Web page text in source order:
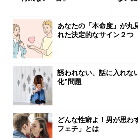
あなたの「本命度」が丸
れた決定的なサイン２つ
誘われない、話に入れな
化”問題
どんな性癖よ！男が思わ
フェチ」とは